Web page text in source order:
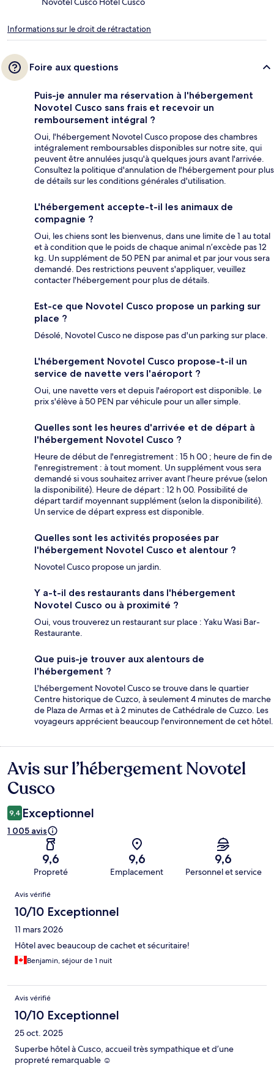
Informations sur le droit de rétractation
Foire aux questions
Puis-je annuler ma réservation à l'hébergement
Novotel Cusco sans frais et recevoir un
remboursement intégral ?
Oui, l'hébergement Novotel Cusco propose des chambres
intégralement remboursables disponibles sur notre site, qui
peuvent être annulées jusqu'à quelques jours avant l'arrivée.
Consultez la politique d'annulation de l'hébergement pour plus
de détails sur les conditions générales d'utilisation.
L'hébergement accepte-t-il les animaux de
compagnie ?
Oui, les chiens sont les bienvenus, dans une limite de 1 au total
et à condition que le poids de chaque animal n’excède pas 12
kg. Un supplément de 50 PEN par animal et par jour vous sera
demandé. Des restrictions peuvent s'appliquer, veuillez
contacter l'hébergement pour plus de détails.
Est-ce que Novotel Cusco propose un parking sur
place ?
Désolé, Novotel Cusco ne dispose pas d'un parking sur place.
L'hébergement Novotel Cusco propose-t-il un
service de navette vers l'aéroport ?
Oui, une navette vers et depuis l'aéroport est disponible. Le
prix s'élève à 50 PEN par véhicule pour un aller simple.
Quelles sont les heures d'arrivée et de départ à
l'hébergement Novotel Cusco ?
Heure de début de l'enregistrement : 15 h 00 ; heure de fin de
l'enregistrement : à tout moment. Un supplément vous sera
demandé si vous souhaitez arriver avant l’heure prévue (selon
la disponibilité). Heure de départ : 12 h 00. Possibilité de
départ tardif moyennant supplément (selon la disponibilité).
Un service de départ express est disponible.
Quelles sont les activités proposées par
l'hébergement Novotel Cusco et alentour ?
Novotel Cusco propose un jardin.
Y a-t-il des restaurants dans l'hébergement
Novotel Cusco ou à proximité ?
Oui, vous trouverez un restaurant sur place : Yaku Wasi Bar-
Restaurante.
Que puis-je trouver aux alentours de
l'hébergement ?
L'hébergement Novotel Cusco se trouve dans le quartier
Centre historique de Cuzco, à seulement 4 minutes de marche
de Plaza de Armas et à 2 minutes de Cathédrale de Cuzco. Les
voyageurs apprécient beaucoup l'environnement de cet hôtel.
Avis
Avis sur l’hébergement Novotel
Cusco
9,4 Exceptionnel
1 005 avis
9,6
Propreté
9,6
Emplacement
9,6
Personnel et service
Avis
Avis vérifié
10/10 Exceptionnel
11 mars 2026
Hôtel avec beaucoup de cachet et sécuritaire!
Benjamin, séjour de 1 nuit
Avis vérifié
10/10 Exceptionnel
25 oct. 2025
Superbe hôtel à Cusco, accueil très sympathique et d’une
propreté remarquable ☺️